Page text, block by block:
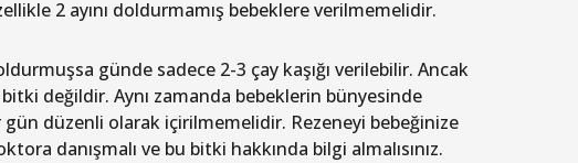
2 ayını doldurmamış bebeklere verilmemelidir.
günde sadece 2-3 çay kaşığı verilebilir. Ancak
değildir. Aynı zamanda bebeklerin bünyesinde
düzenli olarak içirilmemelidir. Rezeneyi bebeğinize
danışmalı ve bu bitki hakkında bilgi almalısınız.